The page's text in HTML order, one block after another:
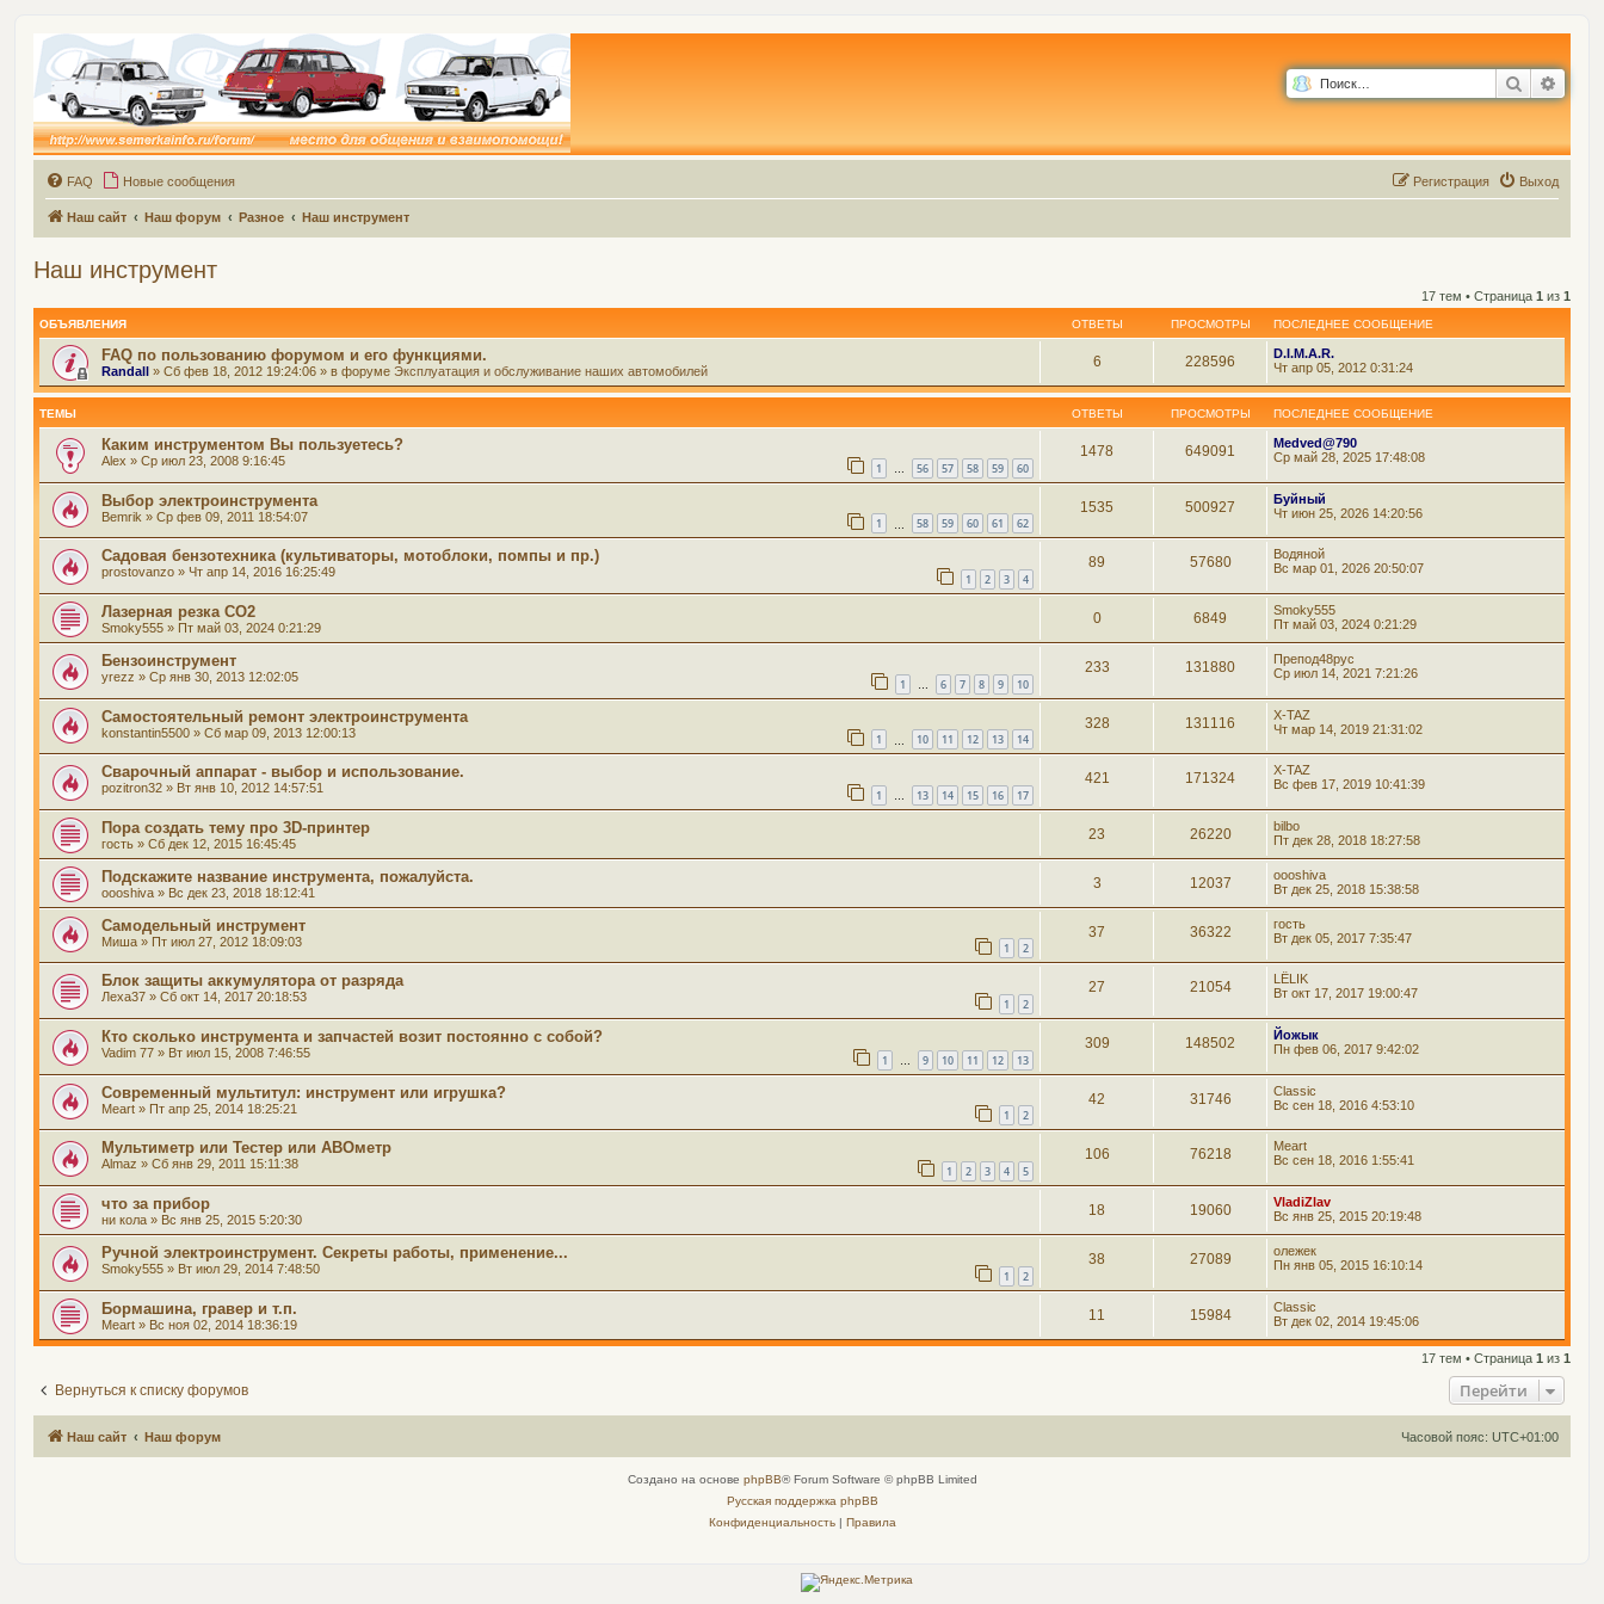
Поиск
FAQ Новые сообщения Выход
Регистрация
Наш сайт Наш форум Разное Наш инструмент
Наш инструмент
17 тем • Страница 1 из 1
ОБЪЯВЛЕНИЯ ОТВЕТЫ ПРОСМОТРЫ ПОСЛЕДНЕЕ СООБЩЕНИЕ
FAQ по пользованию форумом и его функциями.
Randall » Сб фев 18, 2012 19:24:06 » в форуме Эксплуатация и обслуживание наших автомобилей
6 228596
D.I.M.A.R.
Чт апр 05, 2012 0:31:24
ТЕМЫ ОТВЕТЫ ПРОСМОТРЫ ПОСЛЕДНЕЕ СООБЩЕНИЕ
Каким инструментом Вы пользуетесь?
Alex » Ср июл 23, 2008 9:16:45 1 … 56 57 58 59 60
1478 649091
Medved@790
Ср май 28, 2025 17:48:08
Выбор электроинструмента
Bemrik » Ср фев 09, 2011 18:54:07 1 58 59 60 61 62
1535 500927
Буйный
Чт июн 25, 2026 14:20:56
Садовая бензотехника (культиваторы, мотоблоки, помпы и пр.)
prostovanzo » Чт апр 14, 2016 16:25:49 1 2 3 4
89 57680
Водяной
Вс мар 01, 2026 20:50:07
Лазерная резка СО2
Smoky555 » Пт май 03, 2024 0:21:29
0 6849
Smoky555
Пт май 03, 2024 0:21:29
Бензоинструмент
yrezz » Ср янв 30, 2013 12:02:05 1 … 6 7 8 9 10
233 131880
Препод48рус
Ср июл 14, 2021 7:21:26
Самостоятельный ремонт электроинструмента
konstantin5500 » Сб мар 09, 2013 12:00:13 1 10 11 12 13 14
328 131116
X-TAZ
Чт мар 14, 2019 21:31:02
Сварочный аппарат - выбор и использование.
pozitron32 » Вт янв 10, 2012 14:57:51 1 … 13 14 15 16 17
421 171324
X-TAZ
Вс фев 17, 2019 10:41:39
Пора создать тему про 3D-принтер
гость » Сб дек 12, 2015 16:45:45
23 26220
bilbo
Пт дек 28, 2018 18:27:58
Подскажите название инструмента, пожалуйста.
oooshiva » Вс дек 23, 2018 18:12:41
3 12037
oooshiva
Вт дек 25, 2018 15:38:58
Самодельный инструмент
Миша » Пт июл 27, 2012 18:09:03 1 2
37 36322
гость
Вт дек 05, 2017 7:35:47
Блок защиты аккумулятора от разряда
Леха37 » Сб окт 14, 2017 20:18:53 1 2
27 21054
LЁLIK
Вт окт 17, 2017 19:00:47
Кто сколько инструмента и запчастей возит постоянно с собой?
Vadim 77 » Вт июл 15, 2008 7:46:55 1 … 9 10 11 12 13
309 148502
Йожык
Пн фев 06, 2017 9:42:02
Современный мультитул: инструмент или игрушка?
Meart » Пт апр 25, 2014 18:25:21 1 2
42 31746
Classic
Вс сен 18, 2016 4:53:10
Мультиметр или Тестер или АВОметр
Almaz » Сб янв 29, 2011 15:11:38 1 2 3 4 5
106 76218
Meart
Вс сен 18, 2016 1:55:41
что за прибор
ни кола » Вс янв 25, 2015 5:20:30
18 19060
VladiZlav
Вс янв 25, 2015 20:19:48
Ручной электроинструмент. Секреты работы, применение...
Smoky555 » Вт июл 29, 2014 7:48:50 1 2
38 27089
олежек
Пн янв 05, 2015 16:10:14
Бормашина, гравер и т.п.
Meart » Вс ноя 02, 2014 18:36:19
11 15984
Classic
Вт дек 02, 2014 19:45:06
17 тем • Страница 1 из 1
Вернуться к списку форумов Перейти
Наш сайт Наш форум Часовой пояс: UTC+01:00
Создано на основе phpBB® Forum Software © phpBB Limited
Русская поддержка phpBB
Конфиденциальность| Правила